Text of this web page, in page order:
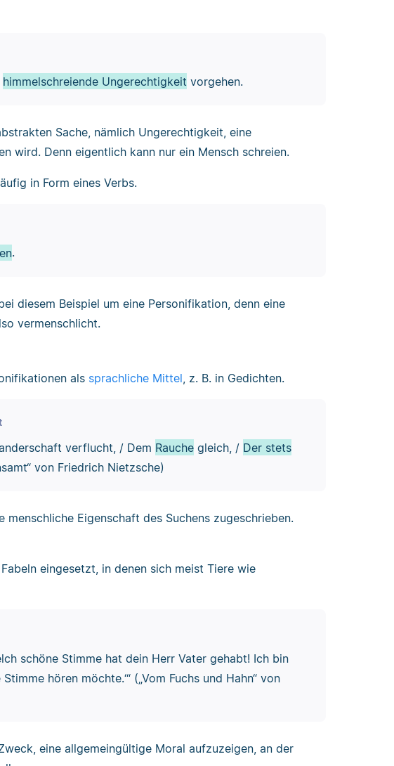
himmelschreiende Ungerechtigkeit vorgehen.
Sache, nämlich Ungerechtigkeit, eine
wird. Denn eigentlich kann nur ein Mensch schreien.
in Form eines Verbs.
.
diesem Beispiel um eine Personifikation, denn eine
vermenschlicht.
als sprachliche Mittel , z. B. in Gedichten.
verflucht, / Dem Rauchegleich, / Der stets
von Friedrich Nietzsche)
menschliche Eigenschaft des Suchens zugeschrieben.
eingesetzt, in denen sich meist Tiere wie
schöne Stimme hat dein Herr Vater gehabt! Ich bin
hören möchte.‘“ („Vom Fuchs und Hahn“ von
eine allgemeingültige Moral aufzuzeigen, an der